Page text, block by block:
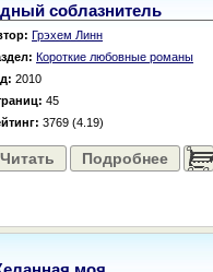
соблазнитель
Грэхем Линн
Короткие любовные романы
2010
45
3769 (4.19)
Читать Подробнее ......